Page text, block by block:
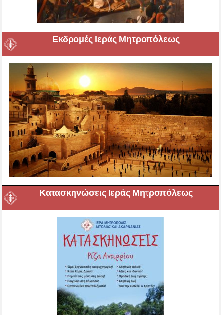
Εκδρομές Ιεράς Μητροπόλεως
Κατασκηνώσεις Ιεράς Μητροπόλεως